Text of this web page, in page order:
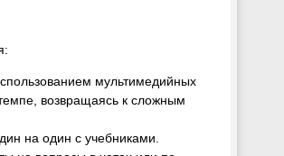
мультимедийных
возвращаясь к сложным
на один с учебниками.